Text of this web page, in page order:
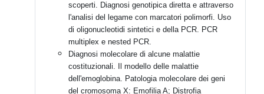
scoperti. Diagnosi genotipica diretta e attraverso
l'analisi del legame con marcatori polimorfi. Uso
di oligonucleotidi sintetici e della PCR. PCR
multiplex e nested PCR.
Diagnosi molecolare di alcune malattie
costituzionali. Il modello delle malattie
dell'emoglobina. Patologia molecolare dei geni
del cromosoma X: Emofilia A; Distrofia